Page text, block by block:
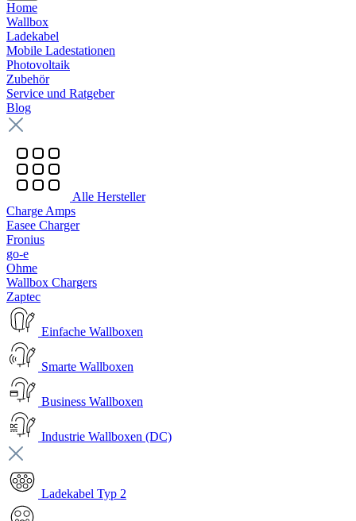
Home
Wallbox
Ladekabel
Mobile Ladestationen
Photovoltaik
Zubehör
Service und Ratgeber
Blog
Alle Hersteller
Charge Amps
Easee Charger
Fronius
go-e
Ohme
Wallbox Chargers
Zaptec
Einfache Wallboxen
Smarte Wallboxen
Business Wallboxen
Industrie Wallboxen (DC)
Ladekabel Typ 2